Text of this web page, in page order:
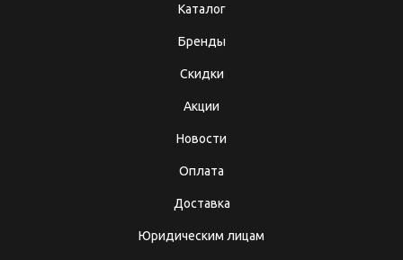
Каталог
Бренды
Скидки
Акции
Новости
Оплата
Доставка
Юридическим лицам